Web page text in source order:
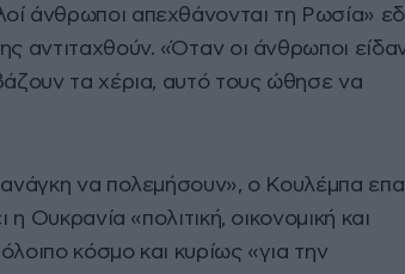
άνθρωποι απεχθάνονται τη Ρωσία»
αντιταχθούν. «Όταν οι άνθρωποι είδαν
τα χέρια, αυτό τους ώθησε να
να πολεμήσουν», ο Κουλέμπα
η Ουκρανία «πολιτική, οικονομική και
κόσμο και κυρίως «για την